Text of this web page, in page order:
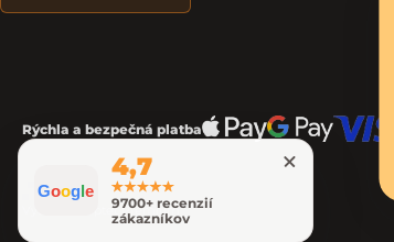
Rýchla a bezpečná platba
Vytvoril Shoptet Premium
Google
4,7
9700+ recenzií
zákazníkov